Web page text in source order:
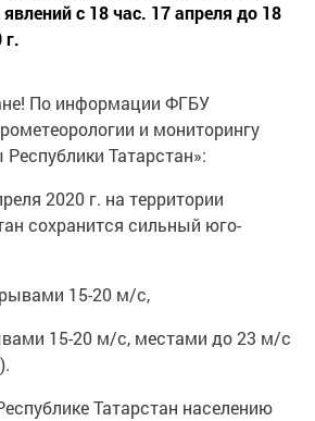
с 18 час. 17 апреля до 18
г.
По информации ФГБУ
и мониторингу
Татарстан»:
2020 г. на территории
сохранится сильный юго-
15-20 м/с,
15-20 м/с, местами до 23 м/с
Татарстан населению